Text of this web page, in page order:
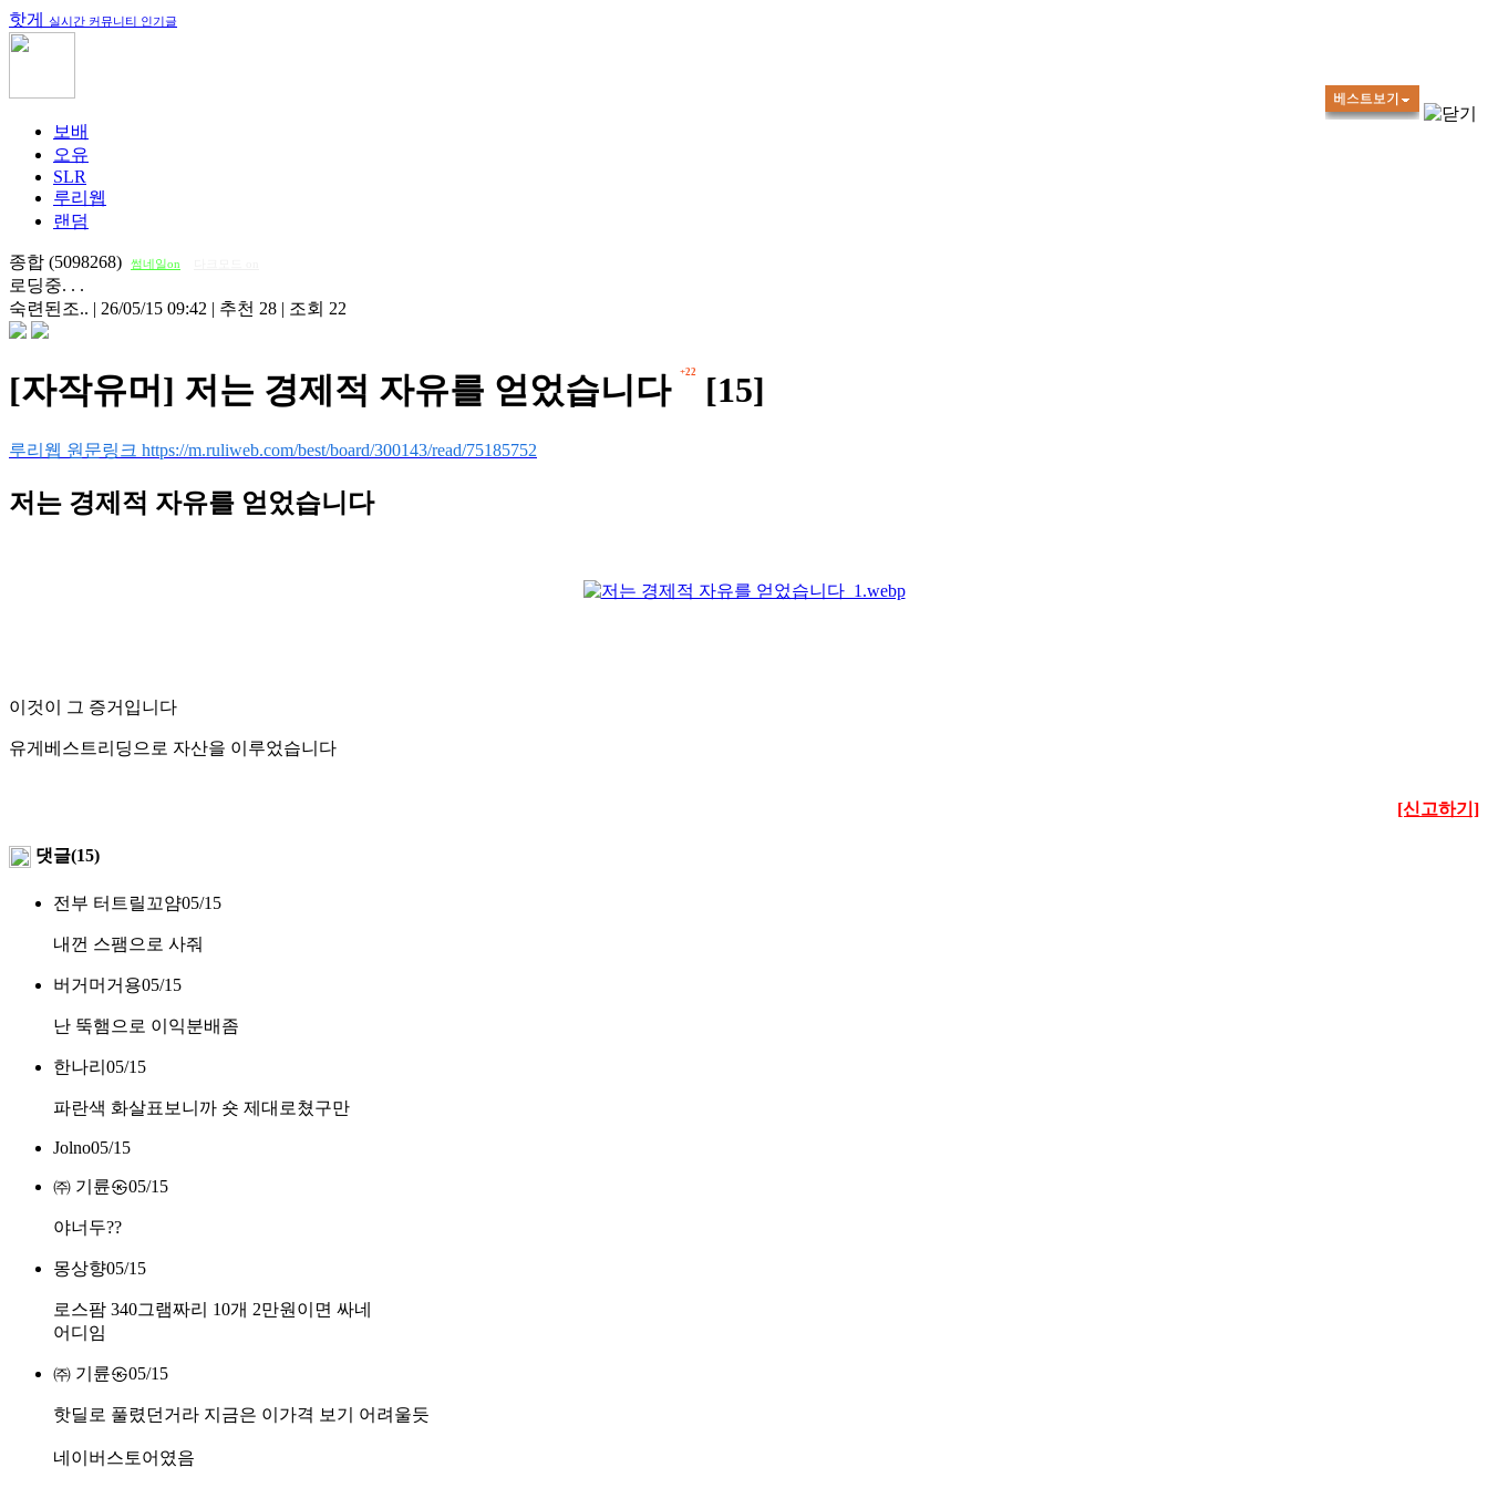
핫게 실시간 커뮤니티 인기글
보배
오유
SLR
루리웹
랜덤
종합 (5098268) 썸네일on
로딩중. . .
숙련된조.. | 26/05/15 09:42 | 추천 28 | 조회 22
[자작유머] 저는 경제적 자유를 얻었습니다 +22 [15]
루리웹 원문링크 https://m.ruliweb.com/best/board/300143/read/75185752
저는 경제적 자유를 얻었습니다
이것이 그 증거입니다
유게베스트리딩으로 자산을 이루었습니다
[신고하기]
댓글(15)
전부 터트릴꼬얌05/15
내껀 스팸으로 사줘
버거머거용05/15
난 뚝햄으로 이익분배좀
한나리 05/15
파란색 화살표보니까 숏 제대로쳤구만
Jolno05/15
㈜ 기륜㉿05/15
야너두??
몽상향05/15
로스팜 340그램짜리 10개 2만원이면 싸네
어디임
㈜ 기륜㉿05/15
핫딜로 풀렸던거라 지금은 이가격 보기 어려울듯
네이버스토어였음